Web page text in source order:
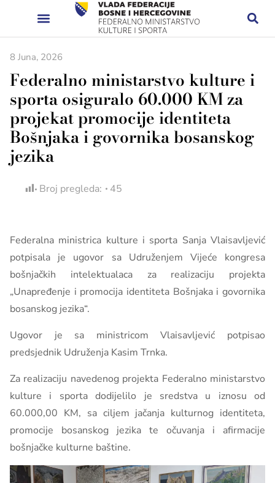
8 Juna, 2026
Federalno ministarstvo kulture i
sporta osiguralo 60.000 KM za
projekat promocije identiteta
Bošnjaka i govornika bosanskog
jezika
Broj pregleda: 45
Federalna ministrica kulture i sporta Sanja Vlaisavljević
potpisala je ugovor sa Udruženjem Vijeće kongresa
bošnjačkih intelektualaca za realizaciju projekta
„Unapređenje i promocija identiteta Bošnjaka i govornika
bosanskog jezika“.
Ugovor je sa ministricom Vlaisavljević potpisao
predsjednik Udruženja Kasim Trnka.
Za realizaciju navedenog projekta Federalno ministarstvo
kulture i sporta dodijelilo je sredstva u iznosu od
60.000,00 KM, sa ciljem jačanja kulturnog identiteta,
promocije bosanskog jezika te očuvanja i afirmacije
bošnjačke kulturne baštine.